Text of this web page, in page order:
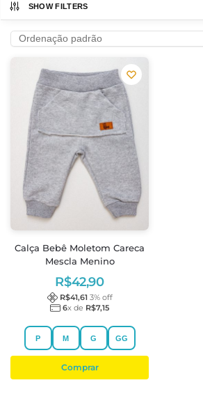
SHOW FILTERS
Calça Bebê Moletom Careca
Mescla Menino
R$42,90
R$41,61 3% off
6x de R$7,15
P M G GG
Comprar